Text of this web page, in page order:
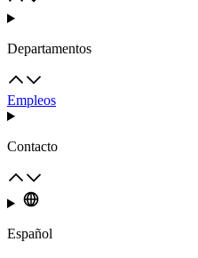
Departamentos
Empleos
Contacto
Español